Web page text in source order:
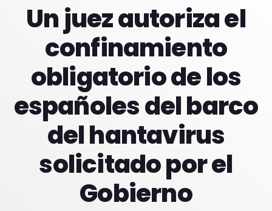
play_arrow ONAIR
HOME
PROGRAMACION
NUESTRAS FRECUENCIAS
Un juez autoriza el
confinamiento
obligatorio de los
españoles del barco
del hantavirus
solicitado por el
Gobierno